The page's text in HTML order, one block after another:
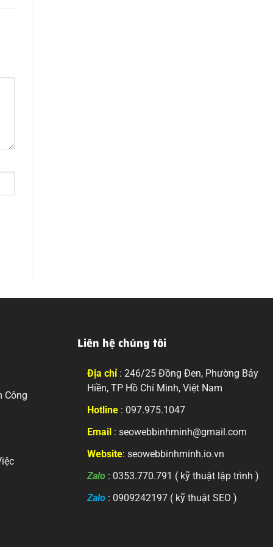
Công
Liên hệ chúng tôi
Địa chỉ: 246/25 Đồng Đen, Phường Bảy
Hiền, TP Hồ Chí Minh, Việt Nam
Hotline: 097.975.1047
Email: seowebbinhminh@gmail.com
Website: seowebbinhminh.io.vn
Zalo: 0353.770.791 ( kỹ thuật lập trình )
Zalo: 0909242197 ( kỹ thuật SEO )